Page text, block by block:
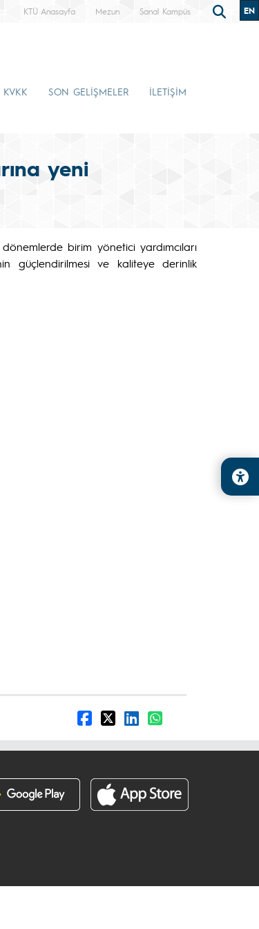
KTÜ Anasayfa Mezun Sanal Kampüs EN
KVKK SON GELİŞMELER İLETİŞİM
yeni
birim yönetici yardımcıları
güçlendirilmesi ve kaliteye derinlik